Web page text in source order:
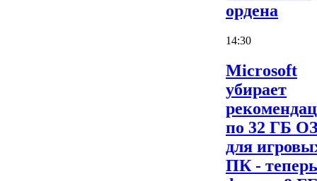
ордена
14:30
Microsoft
убирает
по 32 ГБ
для
ПК -